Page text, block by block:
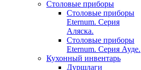
Столовые приборы
Столовые приборы
Eternum. Серия
Аляска.
Столовые приборы
Eternum. Серия Ауде.
Кухонный инвентарь
Дуршлаги